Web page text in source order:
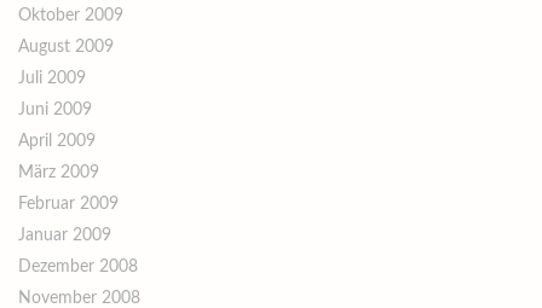
Oktober 2009
August 2009
Juli 2009
Juni 2009
April 2009
März 2009
Februar 2009
Januar 2009
Dezember 2008
November 2008